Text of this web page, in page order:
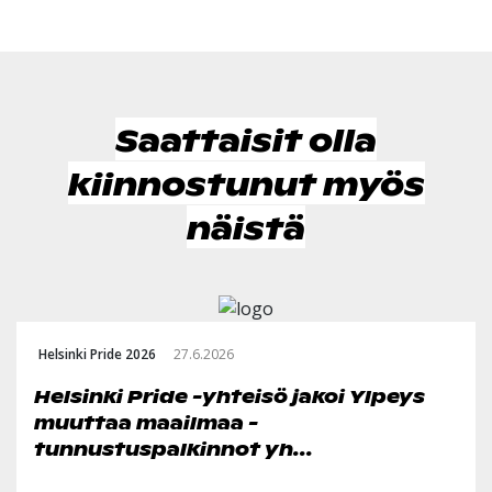
Saattaisit olla
kiinnostunut myös
näistä
Helsinki Pride 2026 27.6.2026
Helsinki Pride -yhteisö jakoi Ylpeys
muuttaa maailmaa -
tunnustuspalkinnot yh...